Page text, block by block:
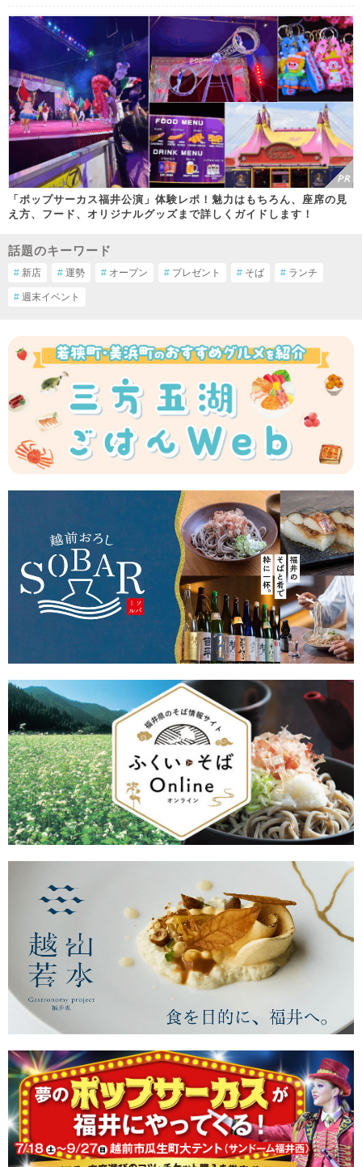
「ポップサーカス福井公演」体験レポ！魅力はもちろん、座席の見
え方、フード、オリジナルグッズまで詳しくガイドします！
話題のキーワード
# 新店 # 運勢 # オープン # プレゼント # そば # ランチ
# 週末イベント